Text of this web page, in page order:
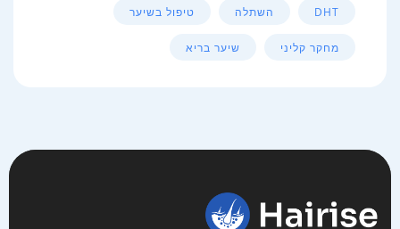
DHT השתלה טיפול בשיער
מחקר קליני שיער בריא